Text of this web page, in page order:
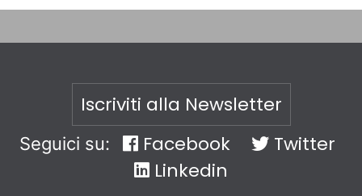
Iscriviti alla Newsletter
Seguici su: Facebook
Twitter
Linkedin